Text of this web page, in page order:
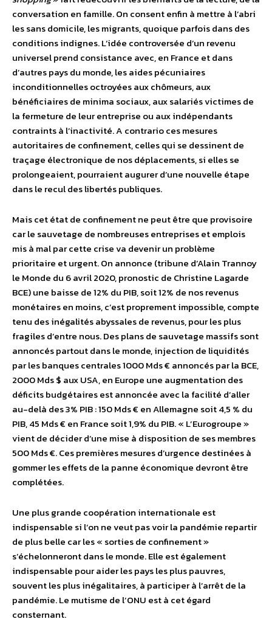
conversation en famille. On consent enfin à mettre à l’abri
les sans domicile, les migrants, quoique parfois dans des
conditions indignes. L’idée controversée d’un revenu
universel prend consistance avec, en France et dans
d’autres pays du monde, les aides pécuniaires
inconditionnelles octroyées aux chômeurs, aux
bénéficiaires de minima sociaux, aux salariés victimes de
la fermeture de leur entreprise ou aux indépendants
contraints à l’inactivité. A contrario ces mesures
autoritaires de confinement, celles qui se dessinent de
traçage électronique de nos déplacements, si elles se
prolongeaient, pourraient augurer d’une nouvelle étape
dans le recul des libertés publiques.
Mais cet état de confinement ne peut être que provisoire
car le sauvetage de nombreuses entreprises et emplois
mis à mal par cette crise va devenir un problème
prioritaire et urgent. On annonce (tribune d’Alain Trannoy
le Monde du 6 avril 2020, pronostic de Christine Lagarde
BCE) une baisse de 12% du PIB, soit 12% de nos revenus
monétaires en moins, c’est proprement impossible, compte
tenu des inégalités abyssales de revenus, pour les plus
fragiles d’entre nous. Des plans de sauvetage massifs sont
annoncés partout dans le monde, injection de liquidités
par les banques centrales 1000 Mds € annoncés par la BCE,
2000 Mds $ aux USA, en Europe une augmentation des
déficits budgétaires est annoncée avec la facilité d’aller
au-delà des 3% PIB : 150 Mds € en Allemagne soit 4,5 % du
PIB, 45 Mds € en France soit 1,9% du PIB. « L’Eurogroupe »
vient de décider d’une mise à disposition de ses membres
500 Mds €. Ces premières mesures d’urgence destinées à
gommer les effets de la panne économique devront être
complétées.
Une plus grande coopération internationale est
indispensable si l’on ne veut pas voir la pandémie repartir
de plus belle car les « sorties de confinement »
s’échelonneront dans le monde. Elle est également
indispensable pour aider les pays les plus pauvres,
souvent les plus inégalitaires, à participer à l’arrêt de la
pandémie. Le mutisme de l’ONU est à cet égard
consternant.